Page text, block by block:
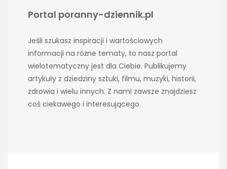
Portal poranny-dziennik.pl
Jeśli szukasz inspiracji i wartościowych
informacji na różne tematy, to nasz portal
wielotematyczny jest dla Ciebie. Publikujemy
artykuły z dziedziny sztuki, filmu, muzyki, historii,
zdrowia i wielu innych. Z nami zawsze znajdziesz
coś ciekawego i interesującego.